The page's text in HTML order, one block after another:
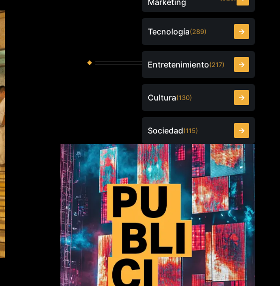
Marketing
Tecnología(289)
Entretenimiento(217)
Cultura(130)
Sociedad(115)